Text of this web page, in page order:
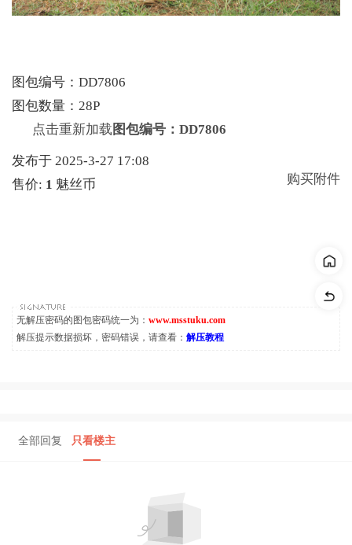
图包编号：DD7806
图包数量：28P
点击重新加载 图包编号：DD7806
发布于 2025-3-27 17:08
售价: 1 魅丝币 购买附件
无解压密码的图包密码统一为： www.msstuku.com
解压提示数据损坏，密码错误，请查看： 解压教程
全部回复 只看楼主